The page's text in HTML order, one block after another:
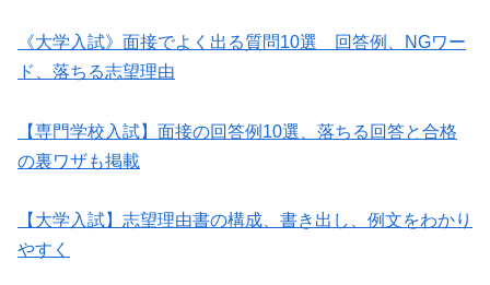
《大学入試》面接でよく出る質問10選 回答例、NGワー
ド、落ちる志望理由
【専門学校入試】面接の回答例10選、落ちる回答と合格
の裏ワザも掲載
【大学入試】志望理由書の構成、書き出し、例文をわかり
やすく